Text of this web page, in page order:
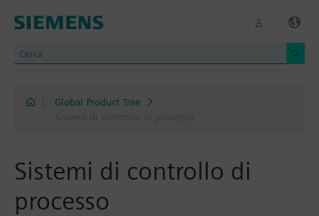
Global Product Tree
Sistemi di controllo di processo
Sistemi di controllo di
processo